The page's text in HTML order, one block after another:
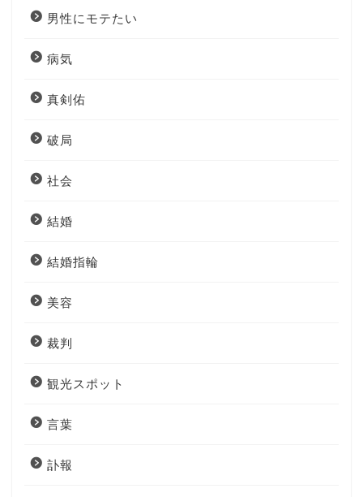
男性にモテたい
病気
真剣佑
破局
社会
結婚
結婚指輪
美容
裁判
観光スポット
言葉
訃報